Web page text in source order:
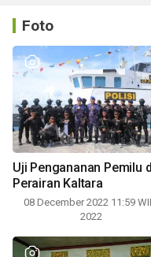
Foto
Uji Pengananan Pemilu
Perairan Kaltara
08 December 2022 11:59
2022